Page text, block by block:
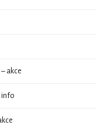
akce
info